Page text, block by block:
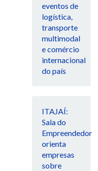
eventos de
logística,
transporte
multimodal
e comércio
internacional
do país
ITAJAÍ:
Sala do
Empreendedor
orienta
empresas
sobre